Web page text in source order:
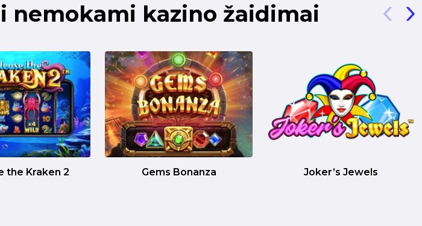
nemokami kazino žaidimai
the Kraken 2 Gems Bonanza Joker’s Jewels